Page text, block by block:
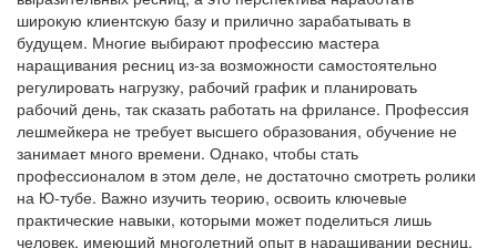
широкую клиентскую базу и прилично зарабатывать в
будущем. Многие выбирают профессию мастера
наращивания ресниц из-за возможности самостоятельно
регулировать нагрузку, рабочий график и планировать
рабочий день, так сказать работать на фрилансе. Профессия
лешмейкера не требует высшего образования, обучение не
занимает много времени. Однако, чтобы стать
профессионалом в этом деле, не достаточно смотреть ролики
на Ю-тубе. Важно изучить теорию, освоить ключевые
практические навыки, которыми может поделиться лишь
человек, имеющий многолетний опыт в наращивании ресниц.